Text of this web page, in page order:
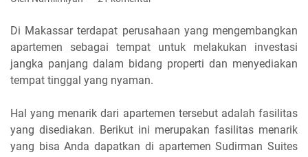
Di Makassar terdapat perusahaan yang mengembangkan
apartemen sebagai tempat untuk melakukan investasi
jangka panjang dalam bidang properti dan menyediakan
tempat tinggal yang nyaman.
Hal yang menarik dari apartemen tersebut adalah fasilitas
yang disediakan. Berikut ini merupakan fasilitas menarik
yang bisa Anda dapatkan di apartemen Sudirman Suites